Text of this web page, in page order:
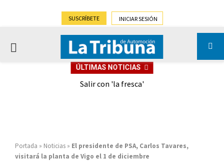
SUSCRÍBETE INICIAR SESIÓN
PRIMARY
ÚLTIMAS NOTICIAS
Salir con 'la fresca'
Portada » Noticias » El presidente de PSA, Carlos Tavares,
visitará la planta de Vigo el 1 de diciembre